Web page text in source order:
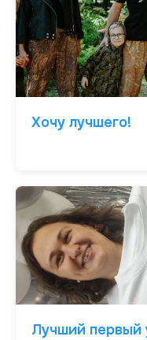
Хочу лучшего!
Лучший первый